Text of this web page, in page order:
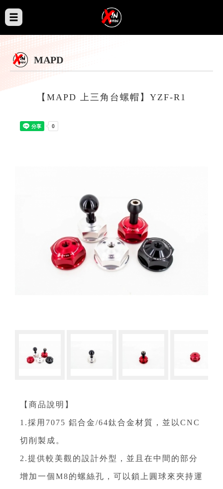
MAPD
【MAPD 上三角台螺帽】YZF-R1
【商品說明】
1.採用7075 鋁合金/64鈦合金材質，並以CNC
切削製成。
2.提供較美觀的設計外型，並且在中間的部分
增加一個M8的螺絲孔，可以鎖上圓球來夾持運